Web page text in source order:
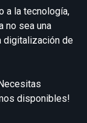
a la tecnología,
no sea una
digitalización de
disponibles!